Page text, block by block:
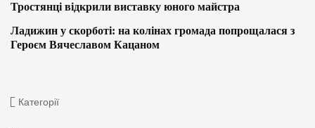
Тростянці відкрили виставку юного майстра
Ладижин у скорботі: на колінах громада попрощалася з
Героєм Вячеславом Кацаном
Категорії